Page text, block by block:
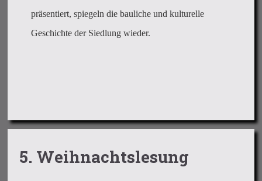
präsentiert, spiegeln die bauliche und kulturelle
Geschichte der Siedlung wieder.
5. Weihnachtslesung